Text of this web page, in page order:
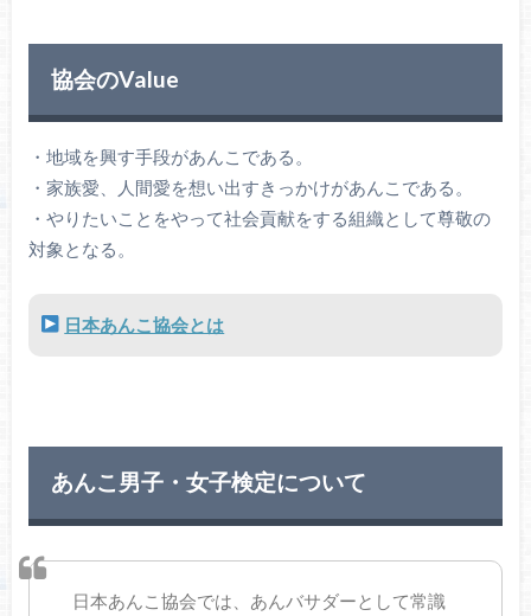
協会のValue
・地域を興す手段があんこである。
・家族愛、人間愛を想い出すきっかけがあんこである。
・やりたいことをやって社会貢献をする組織として尊敬の
対象となる。
日本あんこ協会とは
あんこ男子・女子検定について
日本あんこ協会では、あんバサダーとして常識